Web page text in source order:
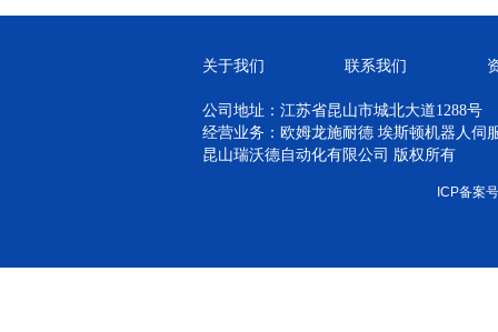
关于我们 联系我们
公司地址：江苏省昆山市城北大道1288号
经营业务：欧姆龙施耐德 埃斯顿机器人伺
昆山瑞沃德自动化有限公司 版权所有
ICP备案